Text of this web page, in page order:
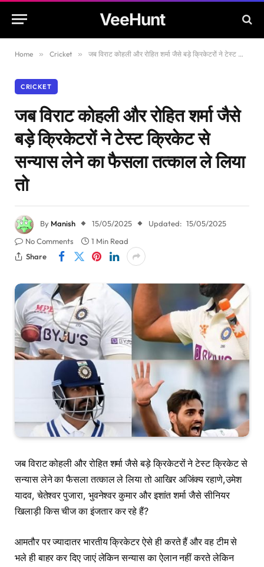
VeeHunt
Home » Cricket » जब विराट कोहली और रोहित शर्मा जैसे बड़े क्रिकेटरों ने टेस्ट क्रिकेट से सन्यास लेने का फैसला तत्काल ले लिया तो
CRICKET
जब विराट कोहली और रोहित शर्मा जैसे
बड़े क्रिकेटरों ने टेस्ट क्रिकेट से
सन्यास लेने का फैसला तत्काल ले लिया
तो
By Manish 15/05/2025 Updated: 15/05/2025
No Comments
1 Min Read
Share
जब विराट कोहली और रोहित शर्मा जैसे बड़े क्रिकेटरों ने टेस्ट क्रिकेट से
सन्यास लेने का फैसला तत्काल ले लिया तो आखिर अजिंक्य रहाणे,उमेश
यादव, चेतेश्वर पुजारा, भुवनेश्वरकुमार और इशांत शर्मा जैसे सीनियर
खिलाड़ी किस चीज का इंजतार कर रहे हैं?
आमतौर पर ज्यादातर भारतीय क्रिकेटर ऐसे ही करते हैं और वह टीम से
भले ही बाहर कर दिए जाएं लेकिन सन्यास का ऐलान नहीं करते लेकिन